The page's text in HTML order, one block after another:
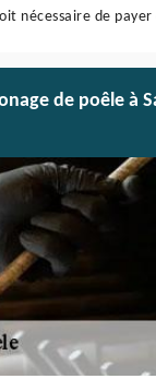
nécessaire de
de poêle à